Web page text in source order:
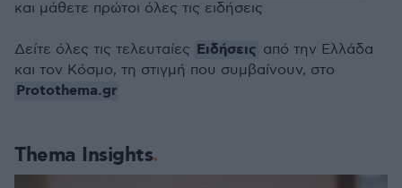
Thema Insights
και μάθετε πρώτοι όλες τις ειδήσεις
Δείτε όλες τις τελευταίες Ειδήσεις από την Ελλάδα
και τον Κόσμο, τη στιγμή που συμβαίνουν, στο
Protothema.gr